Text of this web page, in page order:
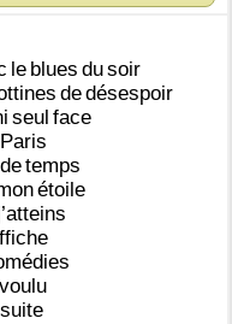
le blues dusoir
dedésespoir
seul face
Paris
detemps
étoile
voulu
suite